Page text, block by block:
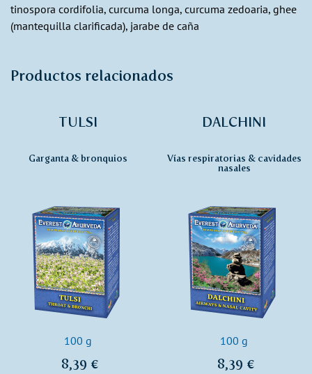
tinospora cordifolia, curcuma longa, curcuma zedoaria, ghee
(mantequilla clarificada), jarabe de caña
Productos relacionados
TULSI
Garganta & bronquios
100 g
8,39 €
DALCHINI
Vías respiratorias & cavidades
nasales
100 g
8,39 €